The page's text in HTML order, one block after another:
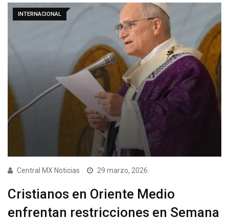
INTERNACIONAL
Central MX Noticias 29 marzo, 2026
Cristianos en Oriente Medio
enfrentan restricciones en Semana